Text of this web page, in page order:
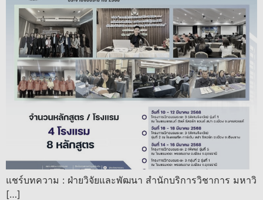
แชร์บทความ : ฝ่ายวิจัยและพัฒนา สำนักบริการวิชาการ มหาวิ
[…]